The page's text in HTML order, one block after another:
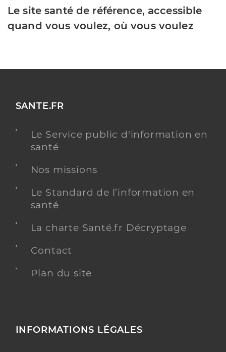
Le site santé de référence, accessible
quand vous voulez, où vous voulez
SANTE.FR
Le Service public d'information en
santé
Nos missions
Le Standard de l’information en
santé
La charte Santé.fr Décryptage
Contact
Plan du site
INFORMATIONS LÉGALES